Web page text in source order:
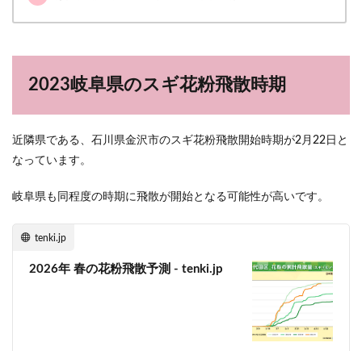
2023岐阜県のスギ花粉飛散時期
近隣県である、石川県金沢市のスギ花粉飛散開始時期が2月22日と
なっています。
岐阜県も同程度の時期に飛散が開始となる可能性が高いです。
tenki.jp
2026年 春の花粉飛散予測 - tenki.jp